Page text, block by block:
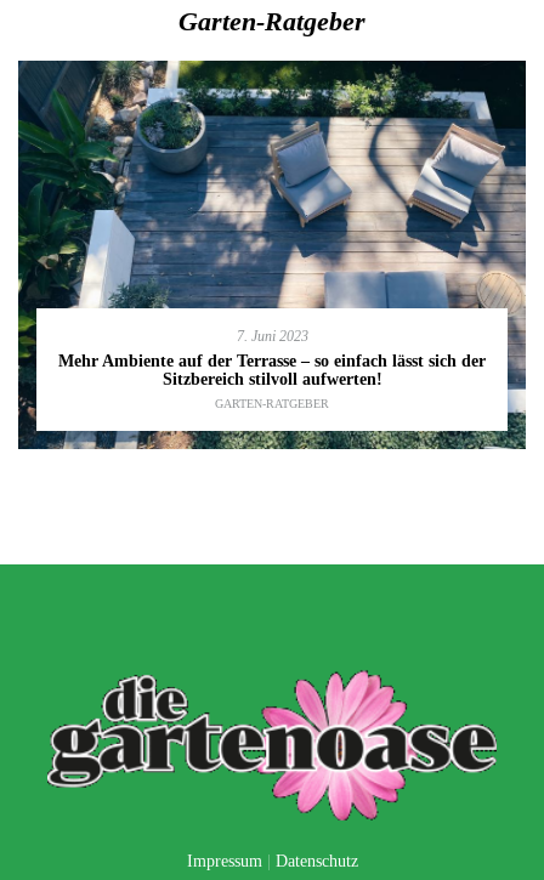
Garten-Ratgeber
7. Juni 2023
Mehr Ambiente auf der Terrasse – so einfach lässt sich der
Sitzbereich stilvoll aufwerten!
GARTEN-RATGEBER
Impressum Datenschutz